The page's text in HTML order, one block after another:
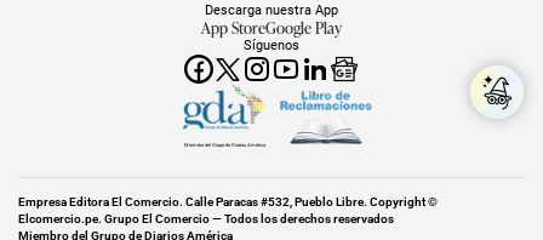
Síguenos
Descarga nuestra App
App StoreGoogle Play
Miembro del Grupo de Diarios América
Empresa Editora El Comercio. Calle Paracas #532, Pueblo Libre. Copyright ©
Elcomercio.pe. Grupo El Comercio — Todos los derechos reservados
Miembro del Grupo de Diarios América